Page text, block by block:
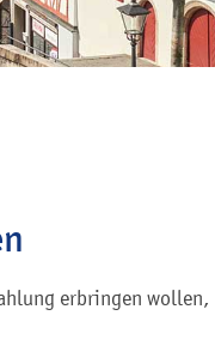
erbringen wollen,